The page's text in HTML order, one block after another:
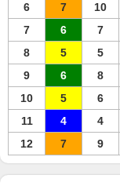
6
7 10
7
6 7
8
5 5
9
6 8
10
5 6
11
4 4
12
7 9